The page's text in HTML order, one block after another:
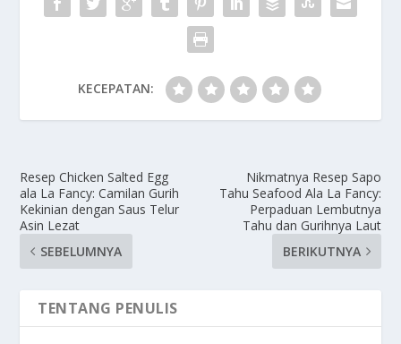
KECEPATAN:
Resep Chicken Salted Egg
ala La Fancy: Camilan Gurih
Kekinian dengan Saus Telur
Asin Lezat
SEBELUMNYA
Nikmatnya Resep Sapo
Tahu Seafood Ala La Fancy:
Perpaduan Lembutnya
Tahu dan Gurihnya Laut
BERIKUTNYA
TENTANG PENULIS